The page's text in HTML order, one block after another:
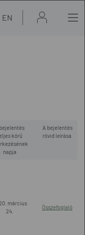
EN
körű
napja
A bejelentés
rövid leírása
március
24.
Összefoglaló